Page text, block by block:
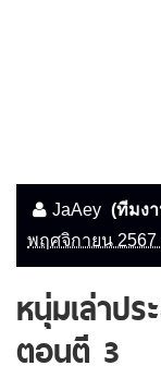
JaAey (ทีมง
พฤศจิกายน 2567
หนุ่มเล่าป
ตอนตี 3